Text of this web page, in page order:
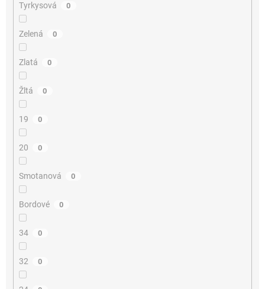
Tyrkysová 0
Zelená 0
Zlatá 0
Žltá 0
19 0
20 0
Smotanová 0
Bordové 0
34 0
32 0